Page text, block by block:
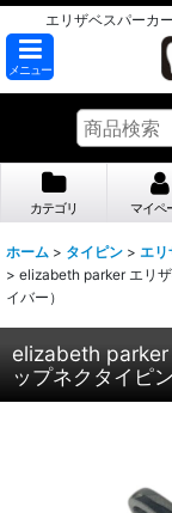
エリザベスパーカ
メニュー
カテゴリ マイペ
ホーム > タイピン > エ
> elizabeth parker エリ
イバー）
elizabeth parker
ップネクタイピ